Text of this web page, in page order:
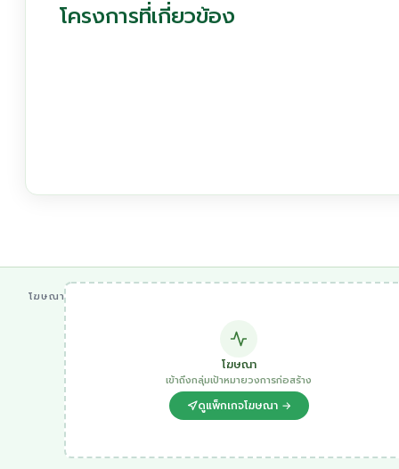
โครงการที่เกี่ยวข้อง
โฆษณา
โฆษณา
เข้าถึงกลุ่มเป้าหมายวงการก่อสร้าง
ดูแพ็กเกจโฆษณา →